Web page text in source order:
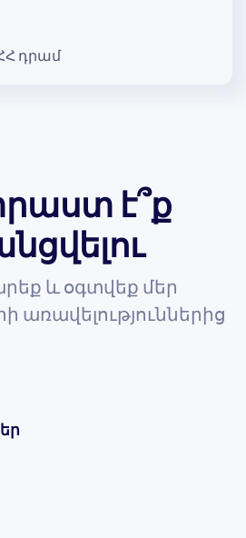
դրամ
է՞ք
և օգտվեք մեր
առավելություններից